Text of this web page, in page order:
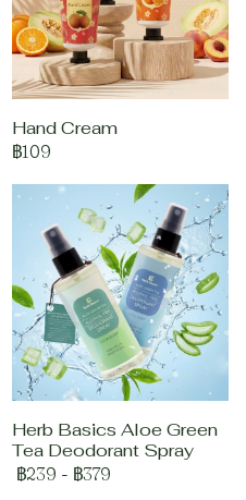
Hand Cream
฿109
Herb Basics Aloe Green
Tea Deodorant Spray
฿239 - ฿379